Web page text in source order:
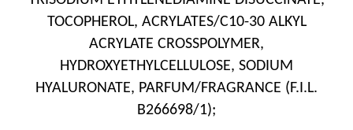
TOCOPHEROL, ACRYLATES/C10-30 ALKYL
ACRYLATE CROSSPOLYMER,
HYDROXYETHYLCELLULOSE, SODIUM
HYALURONATE, PARFUM/FRAGRANCE (F.I.L.
B266698/1);